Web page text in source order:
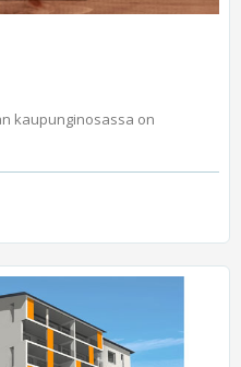
kaupunginosassa on